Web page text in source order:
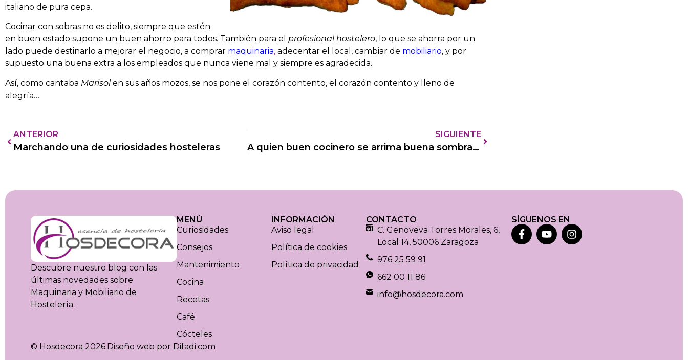
italiano de pura cepa.
Cocinar con sobras no es delito, siempre que estén
en buen estado supone un buen ahorro para todos. También para el profesional hostelero, lo que se ahorra por un
lado puede destinarlo a mejorar el negocio, a comprar maquinaria, adecentar el local, cambiar de mobiliario, y por
supuesto una buena extra a los empleados que nunca viene mal y siempre es agradecida.
Así, como cantaba Marisolen sus años mozos, se nos pone el corazón contento, el corazón contento y lleno de
alegría…
ANTERIOR
Marchando una de curiosidades hosteleras
SIGUIENTE
A quien buen cocinero se arrima buena sombra le cobija
Descubre nuestro blog con las
últimas novedades sobre
Maquinaria y Mobiliario de
Hostelería.
MENÚ
Curiosidades
Consejos
Mantenimiento
Cocina
Recetas
Café
Cócteles
INFORMACIÓN
Aviso legal
Política de cookies
Política de privacidad
CONTACTO
C. Genoveva Torres Morales, 6,
Local 14, 50006 Zaragoza
976 25 59 91
662 00 11 86
info@hosdecora.com
SÍGUENOS EN
© Hosdecora 2026. Diseño web por Difadi.com